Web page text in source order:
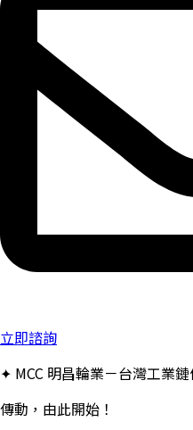
立即諮詢
✦ MCC 明昌輪業－台灣工業
傳動，由此開始！